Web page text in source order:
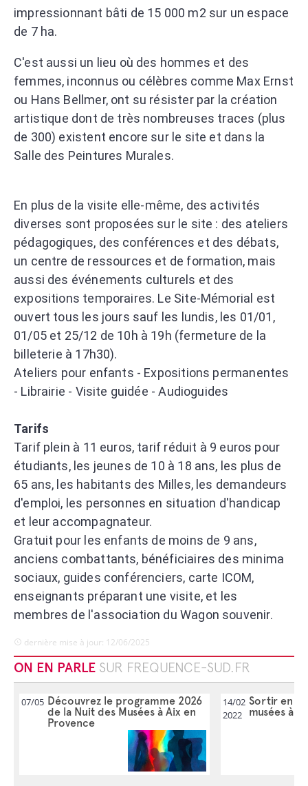
impressionnant bâti de 15 000 m2 sur un espace
de 7 ha.
C'est aussi un lieu où des hommes et des
femmes, inconnus ou célèbres comme Max Ernst
ou Hans Bellmer, ont su résister par la création
artistique dont de très nombreuses traces (plus
de 300) existent encore sur le site et dans la
Salle des Peintures Murales.
En plus de la visite elle-même, des activités
diverses sont proposées sur le site : des ateliers
pédagogiques, des conférences et des débats,
un centre de ressources et de formation, mais
aussi des événements culturels et des
expositions temporaires. Le Site-Mémorial est
ouvert tous les jours sauf les lundis, les 01/01,
01/05 et 25/12 de 10h à 19h (fermeture de la
billeterie à 17h30).
Ateliers pour enfants - Expositions permanentes
- Librairie - Visite guidée - Audioguides
Tarifs
Tarif plein à 11 euros, tarif réduit à 9 euros pour
étudiants, les jeunes de 10 à 18 ans, les plus de
65 ans, les habitants des Milles, les demandeurs
d'emploi, les personnes en situation d'handicap
et leur accompagnateur.
Gratuit pour les enfants de moins de 9 ans,
anciens combattants, bénéficiaires des minima
sociaux, guides conférenciers, carte ICOM,
enseignants préparant une visite, et les
membres de l'association du Wagon souvenir.
dernière mise à jour: 12/06/2025
ON EN PARLE SUR FREQUENCE-SUD.FR
07/05 Découvrez le programme 2026
de la Nuit des Musées à Aix en
Provence
14/02
2022
Sortir en
musées à